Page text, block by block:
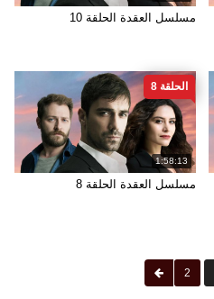
مسلسل العقدة الحلقة 10
1:58:13
الحلقة 8
مسلسل العقدة الحلقة 8
2